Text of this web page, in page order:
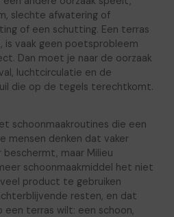
slechte afwatering of
of een schutting. Een terras
vaak geen poetsprobleem
Dan moet je naar de oorzaak
luchtcirculatie en de
die op de tegels terechtkomt.
schoonmaakroutines die een
mensen denken dat vaker
maar Milieu
schoonmaakmiddel het niet
product te gebruiken
resten, en dat
terras wilt: een schoon,